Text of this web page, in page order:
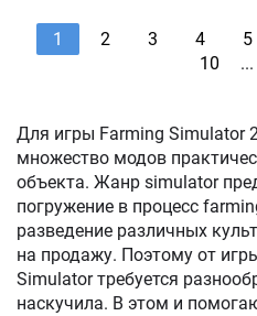
1 2 3 4 5
10
...
Для игры Farming Simulator
множество модов
объекта. Жанр simulator
погружение в процесс
разведение различных
на продажу. Поэтому от
Simulator требуется
наскучила. В этом и